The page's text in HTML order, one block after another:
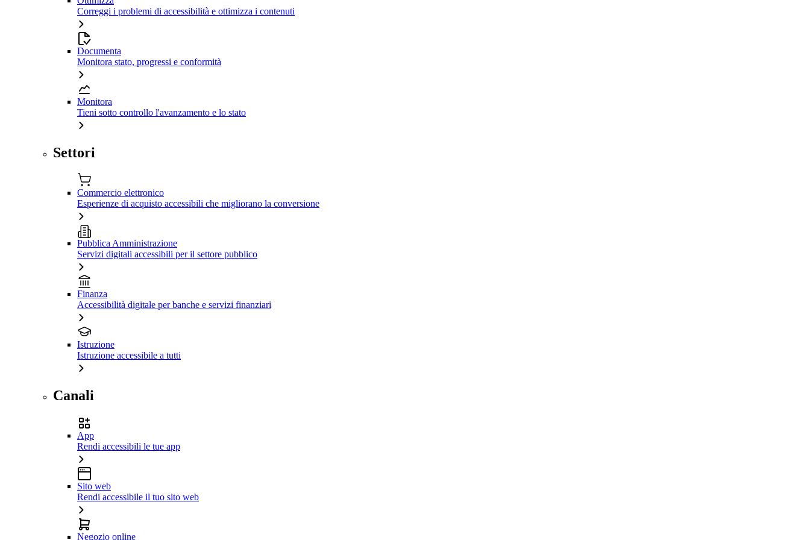
Correggi i problemi di accessibilità e ottimizza i contenuti
Documenta
Monitora stato, progressi e conformità
Monitora
Tieni sotto controllo l'avanzamento e lo stato
Settori
Commercio elettronico
Esperienze di acquisto accessibili che migliorano la conversione
Pubblica Amministrazione
Servizi digitali accessibili per il settore pubblico
Finanza
Accessibilità digitale per banche e servizi finanziari
Istruzione
Istruzione accessibile a tutti
Canali
App
Rendi accessibili le tue app
Sito web
Rendi accessibile il tuo sito web
Negozio online